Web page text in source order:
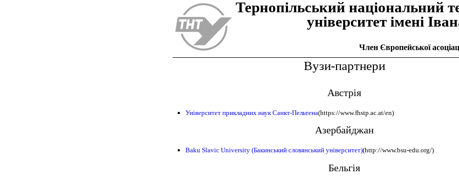
Тернопiльський національний
унiверситет iменi
Член Європейської
Вузи-партнери
Австрія
Університет прикладних наук Санкт-Пельтена(https://www.fhstp.ac.at/en)
Азербайджан
Baku Slavic University (Бакинський словянський університет)(http://www.bsu-edu.org/)
Бельгія